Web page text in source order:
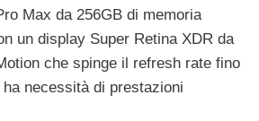
Max da 256GB di memoria
un display Super Retina XDR da
che spinge il refresh rate fino
necessità di prestazioni